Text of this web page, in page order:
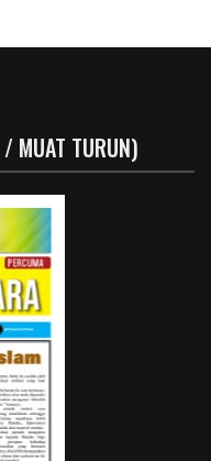
MUAT TURUN)